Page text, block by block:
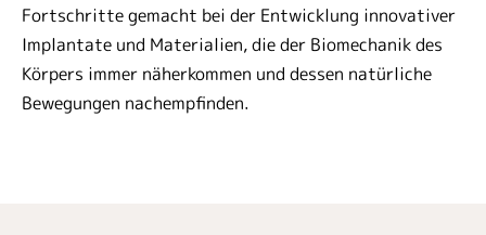
Fortschritte gemacht bei der Entwicklung innovativer
Implantate und Materialien, die der Biomechanik des
Körpers immer näherkommen und dessen natürliche
Bewegungen nachempfinden.